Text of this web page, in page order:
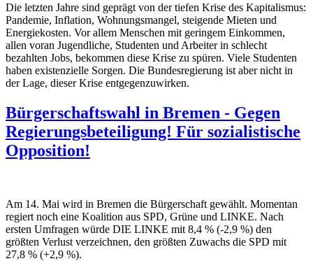
Die letzten Jahre sind geprägt von der tiefen Krise des Kapitalismus:
Pandemie, Inflation, Wohnungsmangel, steigende Mieten und
Energiekosten. Vor allem Menschen mit geringem Einkommen,
allen voran Jugendliche, Studenten und Arbeiter in schlecht
bezahlten Jobs, bekommen diese Krise zu spüren. Viele Studenten
haben existenzielle Sorgen. Die Bundesregierung ist aber nicht in
der Lage, dieser Krise entgegenzuwirken.
Bürgerschaftswahl in Bremen - Gegen
Regierungsbeteiligung! Für sozialistische
Opposition!
Am 14. Mai wird in Bremen die Bürgerschaft gewählt. Momentan
regiert noch eine Koalition aus SPD, Grüne und LINKE. Nach
ersten Umfragen würde DIE LINKE mit 8,4 % (-2,9 %) den
größten Verlust verzeichnen, den größten Zuwachs die SPD mit
27,8 % (+2,9 %).